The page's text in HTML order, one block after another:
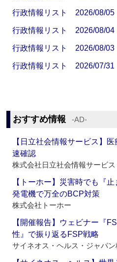
行政情報リスト 2026/08/05
行政情報リスト 2026/08/04
行政情報リスト 2026/08/03
行政情報リスト 2026/07/31
おすすめ情報 ‐AD‐
【日立社会情報サービス】
速確認
株式会社日立社会情報サービス
【トーホー】災害時でも『
発電機で万全のBCP対策
株式会社トーホー
【開催報告】ウェビナー『
性』で振り返るFSP戦略
サイネオス・ヘルス・ジャパ